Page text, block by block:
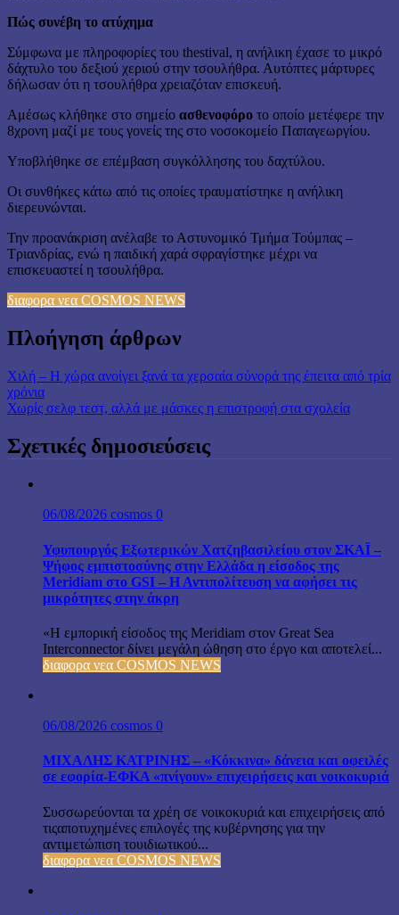
Πώς συνέβη το ατύχημα
Σύμφωνα με πληροφορίες του thestival, η ανήλικη έχασε το μικρό
δάχτυλο του δεξιού χεριού στην τσουλήθρα. Αυτόπτες μάρτυρες
δήλωσαν ότι η τσουλήθρα χρειαζόταν επισκευή.
Αμέσως κλήθηκε στο σημείο ασθενοφόρο το οποίο μετέφερε την
8χρονη μαζί με τους γονείς της στο νοσοκομείο Παπαγεωργίου.
Υποβλήθηκε σε επέμβαση συγκόλλησης του δαχτύλου.
Οι συνθήκες κάτω από τις οποίες τραυματίστηκε η ανήλικη
διερευνώνται.
Την προανάκριση ανέλαβε το Αστυνομικό Τμήμα Τούμπας –
Τριανδρίας, ενώ η παιδική χαρά σφραγίστηκε μέχρι να
επισκευαστεί η τσουλήθρα.
διαφορα νεα COSMOS NEWS
Πλοήγηση άρθρων
Χιλή – Η χώρα ανοίγει ξανά τα χερσαία σύνορά της έπειτα από τρία
χρόνια
Χωρίς σελφ τεστ, αλλά με μάσκες η επιστροφή στα σχολεία
Σχετικές δημοσιεύσεις
06/08/2026 cosmos 0
Υφυπουργός Εξωτερικών Χατζηβασιλείου στον ΣΚΑΪ –
Ψήφος εμπιστοσύνης στην Ελλάδα η είσοδος της
Meridiam στο GSI – Η Αντιπολίτευση να αφήσει τις
μικρότητες στην άκρη
«Η εμπορική είσοδος της Meridiam στον Great Sea
Interconnector δίνει μεγάλη ώθηση στο έργο και αποτελεί...
διαφορα νεα COSMOS NEWS
06/08/2026 cosmos 0
ΜΙΧΑΛΗΣ ΚΑΤΡΙΝΗΣ – «Κόκκινα» δάνεια και οφειλές
σε εφορία-ΕΦΚΑ «πνίγουν» επιχειρήσεις και νοικοκυριά
Συσσωρεύονται τα χρέη σε νοικοκυριά και επιχειρήσεις από
τιςαποτυχημένες επιλογές της κυβέρνησης για την
αντιμετώπιση τουιδιωτικού...
διαφορα νεα COSMOS NEWS